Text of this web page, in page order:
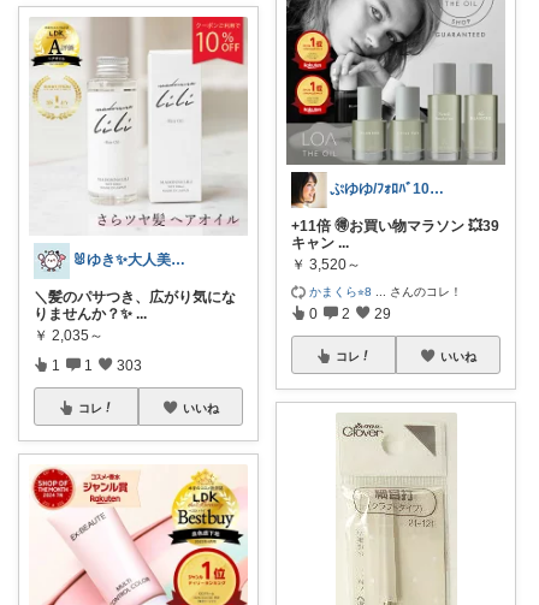
🐰ゆき✨大人美容ROOM🐰
＼髪のパサつき、広がり気にな
りませんか？✨ ...
￥ 2,035～
1 1 303
コレ いいね
ぷゆゆ/ﾌｫﾛﾊﾞ100 ♡から経由購入
+11倍 🉐お買い物マラソン 💥39
キャン ...
￥ 3,520～
かまくら⭐︎8 さんのコレ！
0 2 29
コレ いいね